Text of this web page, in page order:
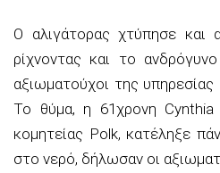
Ο αλιγάτορας χτύπησε και
ρίχνοντας και το
αξιωματούχοι της υπηρεσίας
Το θύμα, η 61χρονη Cynthia
κομητείας Polk, κατέληξε
στο νερό, δήλωσαν οι